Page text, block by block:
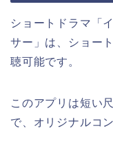
ショートドラマ「
サー」は、ショー
聴可能です。
このアプリは短い
で、オリジナルコ